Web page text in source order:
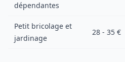
dépendantes
Petit bricolage et
jardinage
28 - 35 €